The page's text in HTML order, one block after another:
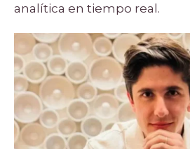
analítica en tiempo real.